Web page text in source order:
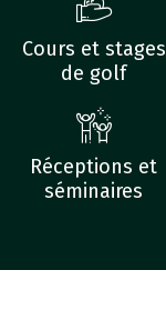
Cours et stages
de golf
Réceptions et
séminaires